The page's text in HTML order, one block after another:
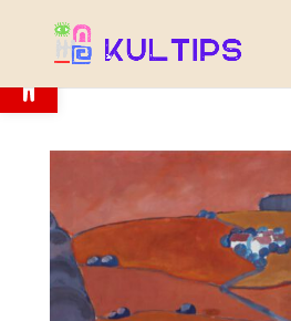
Open toolbar